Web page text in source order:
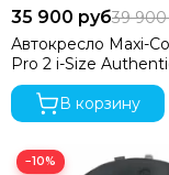
35 900 руб39
Автокресло Maxi-
Pro 2 i-Size
В корзину
−10%